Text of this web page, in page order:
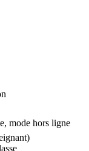
mode hors ligne